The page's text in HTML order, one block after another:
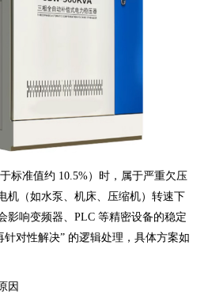
标准值约 10.5%）时，属于严重欠压
机（如水泵、机床、压缩机）转速下
影响变频器、PLC 等精密设备的稳定
对性解决” 的逻辑处理，具体方案如
因